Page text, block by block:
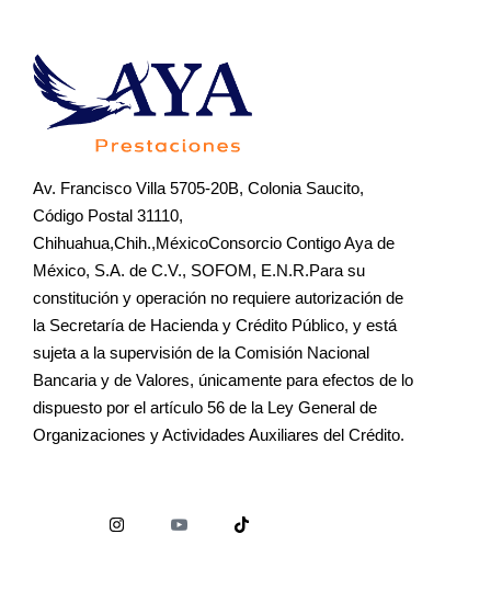
Av. Francisco Villa 5705-20B, Colonia Saucito,
Código Postal 31110,
Chihuahua,Chih.,MéxicoConsorcio Contigo Aya de
México, S.A. de C.V., SOFOM, E.N.R.Para su
constitución y operación no requiere autorización de
la Secretaría de Hacienda y Crédito Público, y está
sujeta a la supervisión de la Comisión Nacional
Bancaria y de Valores, únicamente para efectos de lo
dispuesto por el artículo 56 de la Ley General de
Organizaciones y Actividades Auxiliares del Crédito.